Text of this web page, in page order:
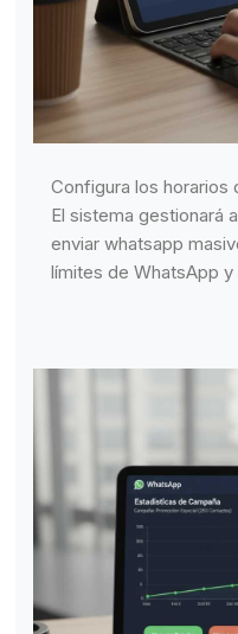
Configura los horarios
El sistema gestionará
enviar whatsapp
límites de WhatsApp